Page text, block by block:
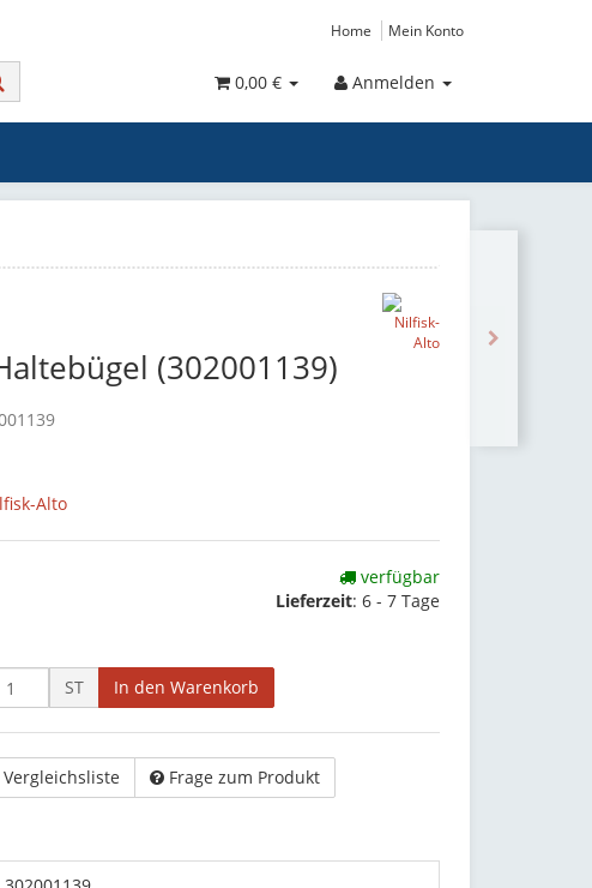
Home Mein Konto
Anmelden
0,00 €
(302001139)
Alto
verfügbar
Lieferzeit: 6 - 7 Tage
ST In den Warenkorb
Vergleichsliste Frage zum Produkt